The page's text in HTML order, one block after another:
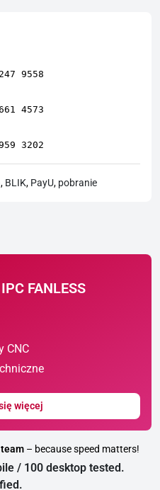
9558
4573
3202
, BLIK, PayU, pobranie
FANLESS
CNC
więcej
team– because speed matters!
/ 100 desktop tested.